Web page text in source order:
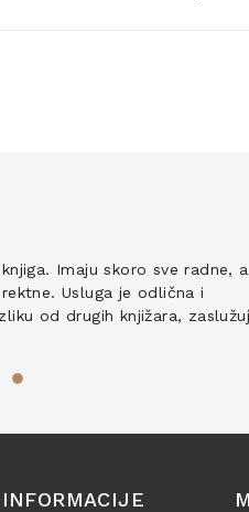
Imaju skoro sve radne,
Usluga je odlična i
od drugih knjižara,
INFORMACIJE